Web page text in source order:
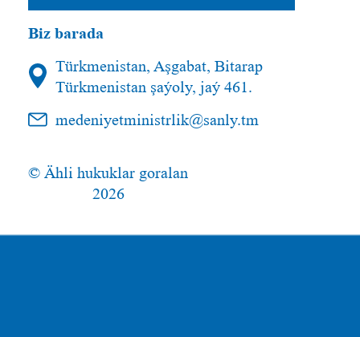
Biz barada
Türkmenistan, Aşgabat, Bitarap
Türkmenistan şaýoly, jaý 461.
medeniyetministrlik@sanly.tm
© Ähli hukuklar goralan
2026